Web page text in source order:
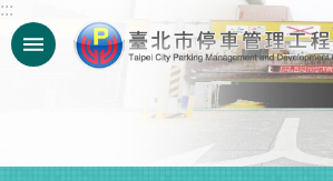
跳到主要內容區塊
:::